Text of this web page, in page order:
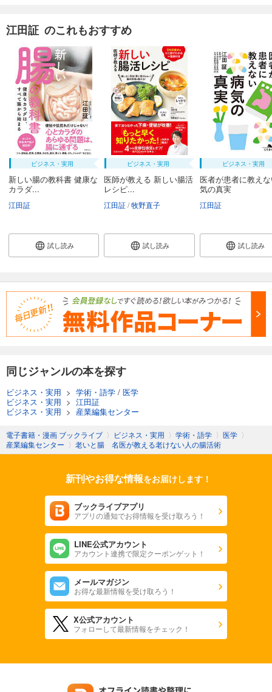
江田証 のこれもおすすめ
ビジネス・実用
新しい腸の教科書 健康な
カラダ...
江田証
試し読み
ビジネス・実用
医師が教える 新しい腸活
レシピ...
江田証 牧野直子
試し読み
ビジネス・実用
医者が患者に教え
気の真実
江田証
試し読み
同じジャンルの本を探す
ビジネス・実用 > 学術・語学 / 医学
ビジネス・実用 > 江田証
ビジネス・実用 > 産業編集センター
電子書籍・漫画 ブックライブ 〉 ビジネス・実用 〉 学術・語学 〉 医学 〉
産業編集センター 〉 老いと腸 名医が教える老けない人の腸活術
新刊やお得な情報をお届けします！
ブックライブアプリ
アプリの通知でお得情報を受け取ろう！
LINE公式アカウント
アカウント連携で限定クーポンゲット！
メールマガジン
お得な最新情報を受け取ろう！
X公式アカウント
フォローして最新情報をチェック！